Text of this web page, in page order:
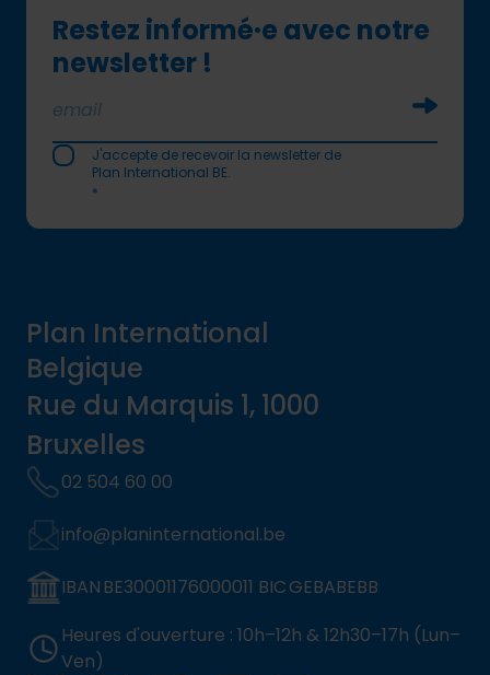
Restez informé·e avec notre
newsletter !
J'accepte de recevoir la newsletter de
Plan International BE.
*
Plan International
Belgique
Rue du Marquis 1, 1000
Bruxelles
02 504 60 00
info@planinternational.be
IBAN BE30001176000011 BIC GEBABEBB
Heures d'ouverture : 10h–12h & 12h30–17h (Lun–
Ven)